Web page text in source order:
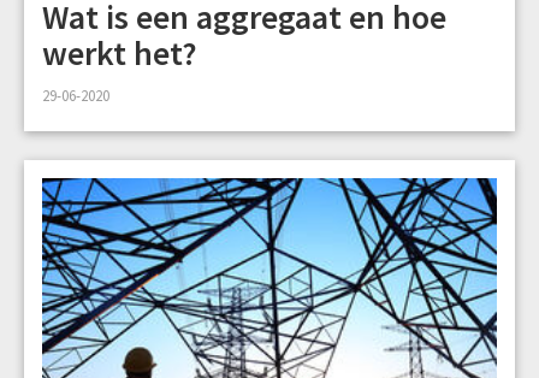
Wat is een aggregaat en hoe
werkt het?
29-06-2020